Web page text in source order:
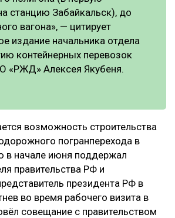
станцию Забайкальск), до
вагона», — цитирует
издание начальника отдела
контейнерных перевозок
«РЖД» Алексея Якубеня.
возможность строительства
погранперехода в
в начале июня поддержал
правительства РФ и
президента РФ в
во время рабочего визита в
совещание с правительством